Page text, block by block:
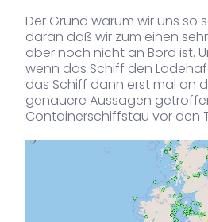
Der Grund warum wir uns
daran daß wir zum einen
aber noch nicht an Bord ist.
wenn das Schiff den
das Schiff dann erst mal an
genauere Aussagen
Containerschiffstau vor den